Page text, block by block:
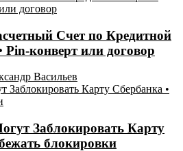
Счет по Кредитной
Pin-конверт или договор
Васильев
Заблокировать Карту
блокировки